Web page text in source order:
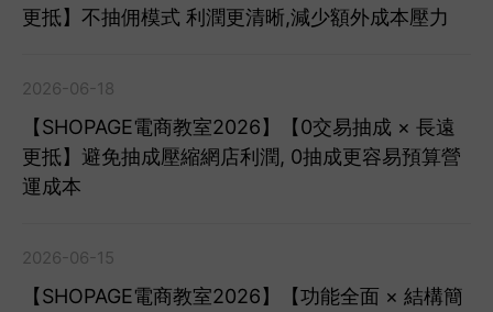
更抵】不抽佣模式 利潤更清晰,減少額外成本壓力
2026-06-18
【SHOPAGE電商教室2026】【0交易抽成 × 長遠
更抵】避免抽成壓縮網店利潤, 0抽成更容易預算營
運成本
2026-06-15
【SHOPAGE電商教室2026】【功能全面 × 結構簡